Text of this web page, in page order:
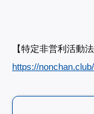
【特定非営利活動
https://nonchan.club/